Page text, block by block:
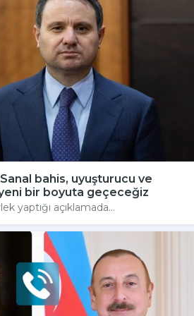
bahis, uyuşturucu ve
bir boyuta geçeceğiz
yaptığı açıklamada...